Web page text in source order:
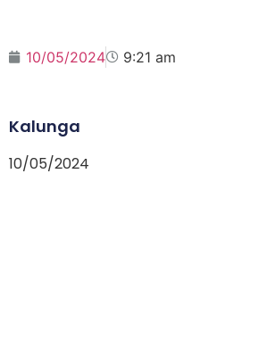
10/05/2024 9:21 am
Kalunga
10/05/2024